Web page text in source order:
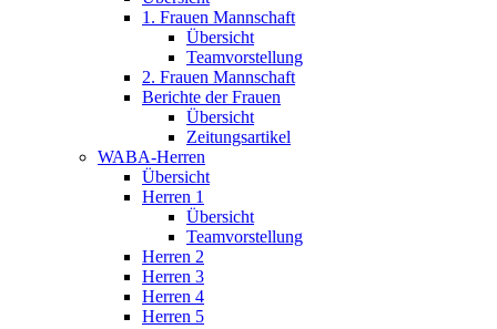
1. Frauen Mannschaft
Übersicht
Teamvorstellung
2. Frauen Mannschaft
Berichte der Frauen
Übersicht
Zeitungsartikel
WABA-Herren
Übersicht
Herren 1
Übersicht
Teamvorstellung
Herren 2
Herren 3
Herren 4
Herren 5